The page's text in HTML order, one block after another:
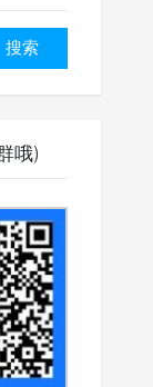
搜索
哦)